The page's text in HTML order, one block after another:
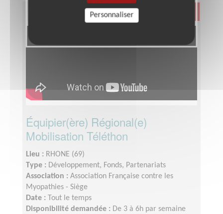
Équipier(ère) Régional(e)
Mobilisation Téléthon
Lieu : RHONE (69)
Type : Développement, Fonds, Partenariats
Association : Association Française contre les
Myopathies - Siège
Date :
Tout le temps
Disponibilité demandée : De 3 à 6h par semaine
Personnaliser